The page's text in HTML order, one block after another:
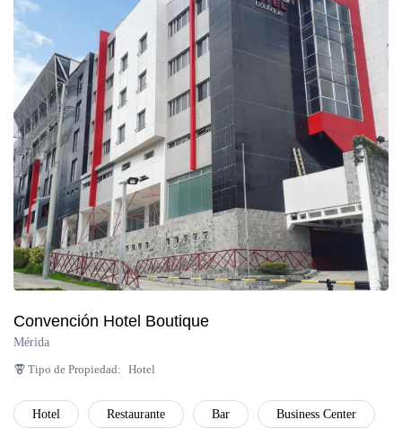
Convención Hotel Boutique
Mérida
Tipo de Propiedad: Hotel
Hotel Restaurante Bar Business Center